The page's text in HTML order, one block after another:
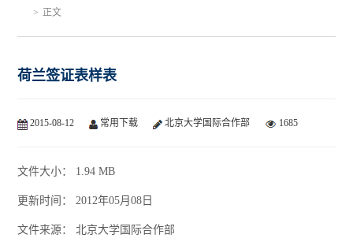
正文
荷兰签证表样表
2015-08-12 常用下载 北京大学国际合作部 1685
文件大小： 1.94 MB
更新时间： 2012年05月08日
文件来源： 北京大学国际合作部